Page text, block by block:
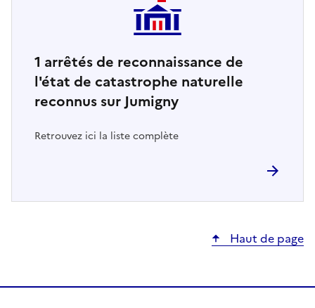
1 arrêtés de reconnaissance de
l'état de catastrophe naturelle
reconnus sur Jumigny
Retrouvez ici la liste complète
Haut de page